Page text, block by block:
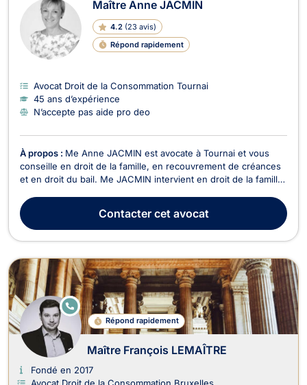
Maître Anne JACMIN
4.2 (23 avis)
Répond rapidement
Avocat Droit de la Consommation Tournai
45 ans d’expérience
N’accepte pas aide pro deo
À propos : Me Anne JACMIN est avocate à Tournai et vous
conseille en droit de la famille, en recouvrement de créances
et en droit du bail. Me JACMIN intervient en droit de la famille
contentieux, la cohabitation légale ou de fait, la liquidation du
patrimoine, la filiation, l...Contactercet avocat
Répond rapidement
E
N
G
N
E
Maître François LEMAÎTRE
Fondé en 2017